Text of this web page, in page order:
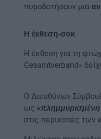
πυροδοτήσουν μια
Η έκθεση-σοκ
Η έκθεση για τη
Gesamtverband»
Ο Διευθύνων
ως «πλημμυρισμένη
στις περικοπές των